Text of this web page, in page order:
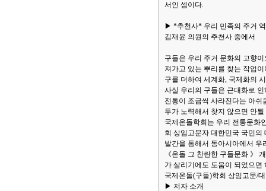
서인 셈이다.
▶ *추천사* 우리 민족의 주거
김재윤 의원의 추천사 중에서
구들은 우리 주거 문화의 고향
져가고 있는 뿌리를 찾는 작업
구를 더하여 세계화, 국제화의
사실 우리의 구들은 근대화로
전통이 조금씩 사라진다는 아
두가 노력해서 찾지 않으면 안
국제온돌학회는 우리 전통문화
회 상임고문자 대한민국 국민
발간을 통해서 동아시아에서
《온돌 그 찬란한 구들문화 》
가 살리기에도 도움이 되었으면
국제온돌(구들)학회 상임고문/
▶ 저자 소개